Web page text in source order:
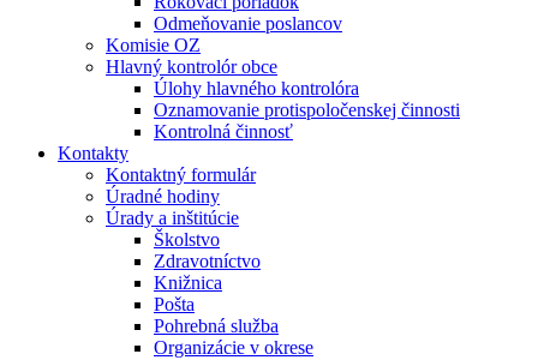
Odmeňovanie poslancov
Komisie OZ
Hlavný kontrolór obce
Úlohy hlavného kontrolóra
Oznamovanie protispoločenskej činnosti
Kontrolná činnosť
Kontakty
Kontaktný formulár
Úradné hodiny
Úrady a inštitúcie
Školstvo
Zdravotníctvo
Knižnica
Pošta
Pohrebná služba
Organizácie v okrese